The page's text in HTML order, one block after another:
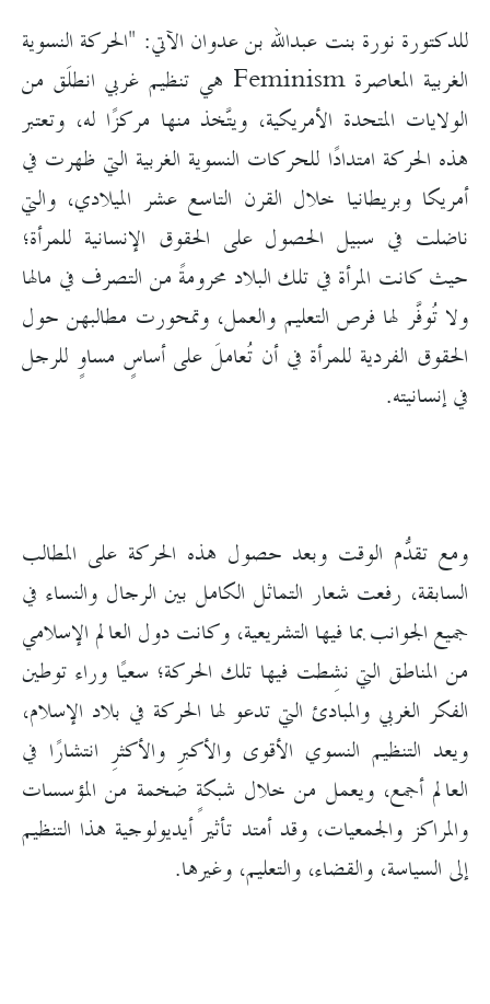
للدكتورة نورة بنت عبدالله بن عدوان الآتي: "الحركة النسوية
الغربية المعاصرة Feminism هي تنظيم غربي انطلَق من
الولايات المتحدة الأمريكية، ويتَّخذ منها مركزًا له، وتعتبر
هذه الحركة امتدادًا للحركات النسوية الغربية التي ظهرت في
أمريكا وبريطانيا خلال القرن التاسع عشر الميلادي، والتي
ناضلت في سبيل الحصول على الحقوق الإنسانية للمرأة؛
حيث كانت المرأة في تلك البلاد محرومةً من التصرف في مالها
ولا تُوفَّر لها فرص التعليم والعمل، وتمحورت مطالبهن حول
الحقوق الفردية للمرأة في أن تُعاملَ على أساسٍ مساوٍ للرجل
في إنسانيته.
ومع تقدُّم الوقت وبعد حصول هذه الحركة على المطالب
السابقة، رفعت شعار التماثل الكامل بين الرجال والنساء في
جميع الجوانب بما فيها التشريعية، وكانت دول العالم الإسلامي
من المناطق التي نشِطت فيها تلك الحركة؛ سعيًا وراء توطين
الفكر الغربي والمبادئ التي تدعو لها الحركة في بلاد الإسلام،
ويعد التنظيم النسوي الأقوى والأكبرِ والأكثرِ انتشارًا في
العالم أجمع، ويعمل من خلال شبكةٍ ضخمة من المؤسسات
والمراكز والجمعيات، وقد أمتد تأثير أيديولوجية هذا التنظيم
إلى السياسة، والقضاء، والتعليم، وغيرها.